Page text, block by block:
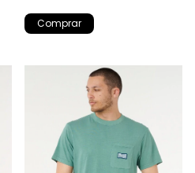
Comprar